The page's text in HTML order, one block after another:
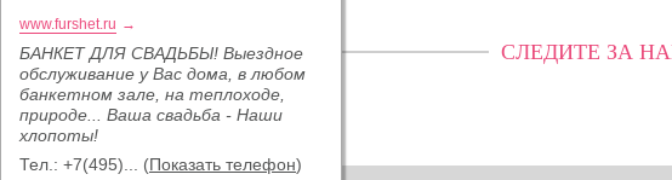
www.furshet.ru →
БАНКЕТ ДЛЯ СВАДЬБЫ! Выездное
обслуживание у Вас дома, в любом
банкетном зале, на теплоходе,
природе... Ваша свадьба - Наши
хлопоты!
Тел.: +7(495)... (Показать телефон)
СЛЕДИТЕ ЗА